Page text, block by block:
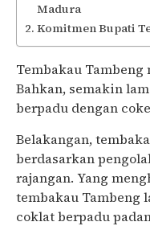
Madura
Komitmen Bupati
Tembakau
Bahkan, semakin
berpadu dengan
Belakangan,
berdasarkan
rajangan. Yang
tembakau Tambeng
coklat berpadu